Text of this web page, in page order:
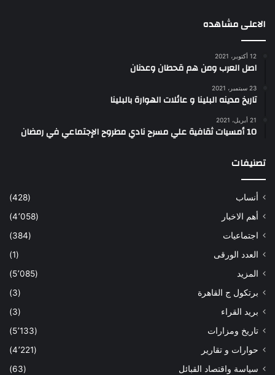
الاعلى مشاهده
12 أكتوبر، 2021
اصل العرب ومن هم قحطان وعدنان
23 سبتمبر، 2021
تاريخ مدينه البلينا و عائلات الهوارة بالبلينا
21 أبريل، 2021
10 أمسيات ثقافية علي مسرح نادي مطروح الإجتماعي في رمضان
تصنيفات
أنساب
(428)
أهم الاخبار
(4٬058)
اجتماعيات
(384)
العدد الورقى
(1)
المزيد
(5٬085)
برتكول ج القاهرة
(3)
بريد القراء
(3)
تاريخ ومزارات
(5٬133)
حوارات و تقارير
(4٬221)
سياسة واقتصاد القبائل
(63)